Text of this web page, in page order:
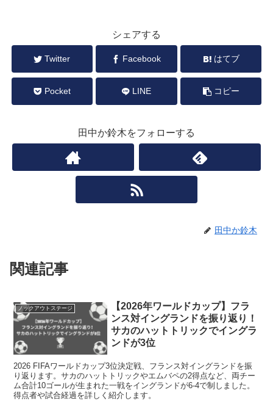
シェアする
Twitter Facebook はてブ
Pocket LINE コピー
田中か鈴木をフォローする
田中か鈴木
関連記事
ノックアウトステージ
【2026年ワールドカップ】フラ
ンス対イングランドを振り返り！
サカのハットトリックでイングラ
ンドが3位
2026 FIFAワールドカップ3位決定戦、フランス対イングランドを振
り返ります。サカのハットトリックやエムバペの2得点など、両チー
ム合計10ゴールが生まれた一戦をイングランドが6-4で制しました。
得点者や試合経過を詳しく紹介します。